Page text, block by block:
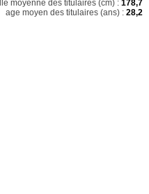
moyenne des titulaires (cm) : 178,7
age moyen des titulaires (ans) : 28,2